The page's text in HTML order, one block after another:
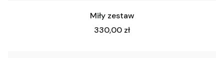
Miły zestaw
Cena
330,00 zł